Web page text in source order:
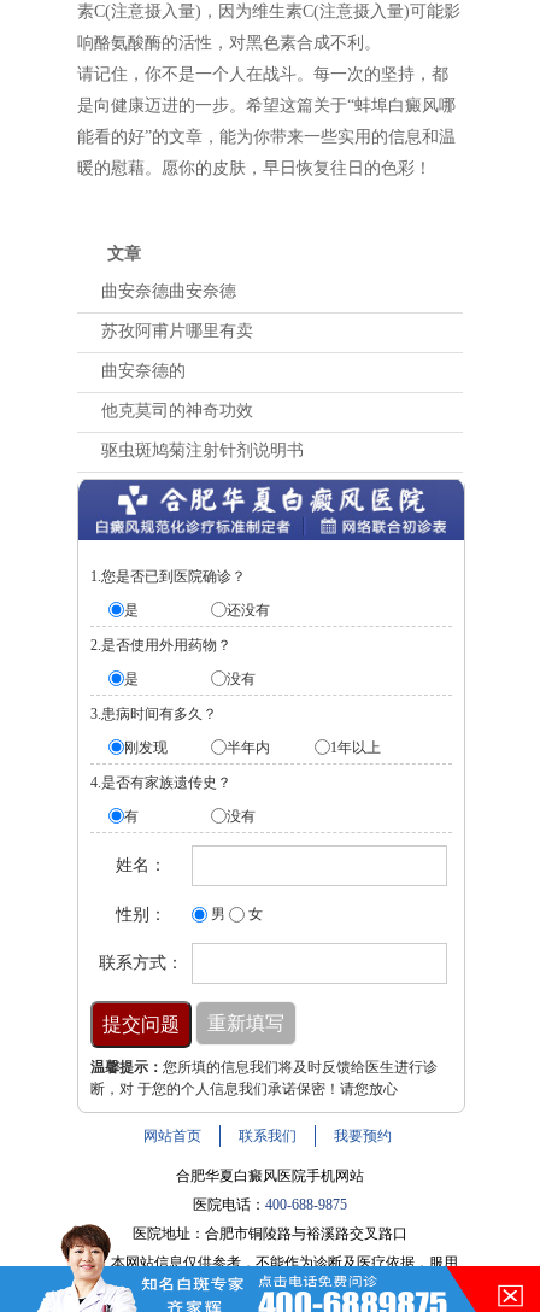
素C(注意摄入量)，因为维生素C(注意摄入量)可能影
响酪氨酸酶的活性，对黑色素合成不利。
请记住，你不是一个人在战斗。每一次的坚持，都
是向健康迈进的一步。希望这篇关于“蚌埠白癜风哪
能看的好”的文章，能为你带来一些实用的信息和温
暖的慰藉。愿你的皮肤，早日恢复往日的色彩！
文章
曲安奈德曲安奈德
苏孜阿甫片哪里有卖
曲安奈德的
他克莫司的神奇功效
驱虫斑鸠菊注射针剂说明书
1.您是否已到医院确诊？
是
还没有
2.是否使用外用药物？
是
没有
3.患病时间有多久？
刚发现
半年内 1年以上
4.是否有家族遗传史？
有
没有
姓名：
性别： 男 女
联系方式：
温馨提示： 您所填的信息我们将及时反馈给医生进行诊
断，对 于您的个人信息我们承诺保密！请您放心
网站首页 联系我们 我要预约
合肥华夏白癜风医院手机网站
医院电话： 400-688-9875
医院地址：合肥市铜陵路与裕溪路交叉路口
注：本网站信息仅供参考，不能作为诊断及医疗依据，服用
药物或进行治疗时请遵医嘱。如有转载或引用文章涉及版权